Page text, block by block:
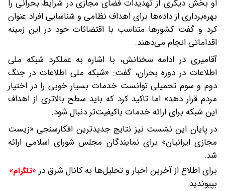
او بخش دیگری از تهدیدات فضای مجازی در شرایط بحرانی را
بهره‌برداری از داده‌ها برای اهداف نظامی و شناسایی افراد عنوان
کرد و گفت کشورها متناسب با اقتضائات خود در این زمینه
اقداماتی انجام می‌دهند.
آقامیری در ادامه سخنانش، با اشاره به عملکرد شبکه ملی
اطلاعات در دوره بحران، گفت: «شبکه ملی اطلاعات در جنگ
دوم و سوم تحمیلی توانست خدمات بسیار خوبی را در اختیار
مردم قرار دهد» اما تاکید کرد که باید سطح بالاتری از اهداف
این شبکه برای ارائه خدمات باکیفیت‌تر دنبال شود.
در پایان این نشست نیز نتایج جدیدترین افکارسنجی «زیست
مجازی ایرانیان» برای نمایندگان مجلس شورای اسلامی ارائه
شد.
برای اطلاع از آخرین اخبار و تحلیل‌ها به کانال شرق در «تلگرام»
بپیوندید.